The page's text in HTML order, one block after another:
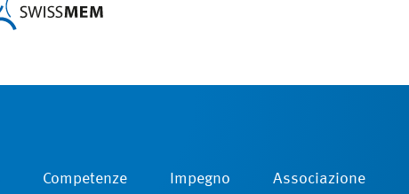
Competenze Impegno Associazione